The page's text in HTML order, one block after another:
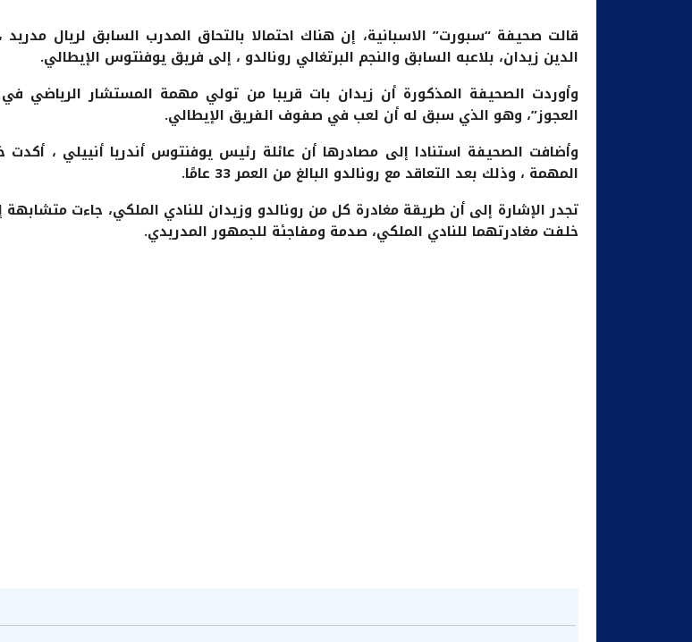
قالت صحيفة “سبورت” الاسبانية، إن هناك احتمالا بالتحاق المدرب السابق لريال
الدين زيدان، بلاعبه السابق والنجم البرتغالي رونالدو ، إلى فريق يوفنتوس الإيطالي.
وأوردت الصحيفة المذكورة أن زيدان بات قريبا من تولي مهمة المستشار الرياضي
العجوز”، وهو الذي سبق له أن لعب في صفوف الفريق الإيطالي.
وأضافت الصحيفة استنادا إلى مصادرها أن عائلة رئيس يوفنتوس أندريا أنييلي ، أكدت
المهمة ، وذلك بعد التعاقد مع رونالدو البالغ من العمر 33 عامًا.
تجدر الإشارة إلى أن طريقة مغادرة كل من رونالدو وزيدان للنادي الملكي، جاءت
خلفت مغادرتهما للنادي الملكي، صدمة ومفاجئة للجمهور المدريدي.